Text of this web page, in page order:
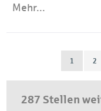
Mehr...
1 2
287 Stellen